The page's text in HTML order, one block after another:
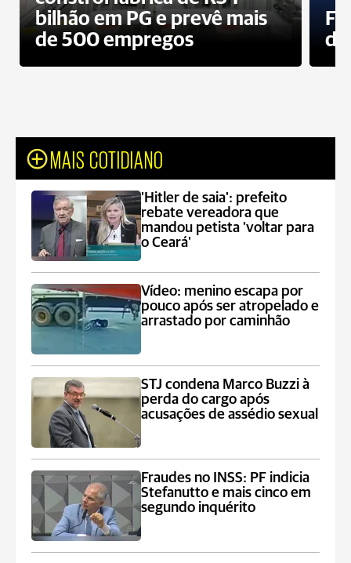
bilhão em PG e prevê mais
de 500 empregos
MAIS COTIDIANO
'Hitler de saia': prefeito
rebate vereadora que
mandou petista 'voltar para
o Ceará'
Vídeo: menino escapa por
pouco após ser atropelado e
arrastado por caminhão
STJ condena Marco Buzzi à
perda do cargo após
acusações de assédio sexual
Fraudes no INSS: PF indicia
Stefanutto e mais cinco em
segundo inquérito